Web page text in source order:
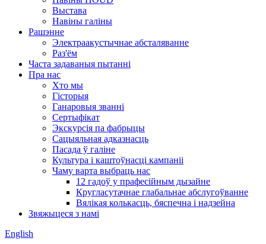
Выстава
Навіны галіны
Рашэнне
Электраакустычнае абсталяванне
Раз'ём
Часта задаваныя пытанні
Пра нас
Хто мы
Гісторыя
Ганаровыя званні
Сертыфікат
Экскурсія па фабрыцы
Сацыяльная адказнасць
Пасада ў галіне
Культура і каштоўнасці кампаніі
Чаму варта выбраць нас
12 гадоў у прафесійным дызайне
Кругласутачнае глабальнае абслугоўванне
Вялікая колькасць, бяспечна і надзейна
Звяжыцеся з намі
English